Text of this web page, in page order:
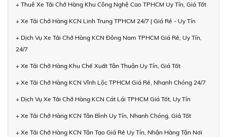
+ Thuê Xe Tải Chở Hàng Khu Công Nghệ Cao TPHCM Uy Tín, Giá Tốt
+ Xe Tải Chở Hàng KCN Linh Trung TPHCM 24/7 | Giá Rẻ - Uy Tín
+ Dịch Vụ Xe Tải Chở Hàng KCN Đông Nam TPHCM Giá Rẻ, Uy Tín,
24/7
+ Xe Tải Chở Hàng Khu Chế Xuất Tân Thuận Uy Tín, Giá Tốt
+ Xe Tải Chở Hàng KCN Vĩnh Lộc TPHCM Giá Rẻ, Nhanh Chóng 24/7
+ Dịch Vụ Xe Tải Chở Hàng KCN Cát Lái TPHCM Giá Tốt, Uy Tín
+ Xe Tải Chở Hàng KCN Tân Bình Uy Tín, Nhanh Chóng, Giá Tốt
+ Xe Tải Chở Hàng KCN Tân Tạo Giá Rẻ Uy Tín, Nhận Hàng Tận Nơi